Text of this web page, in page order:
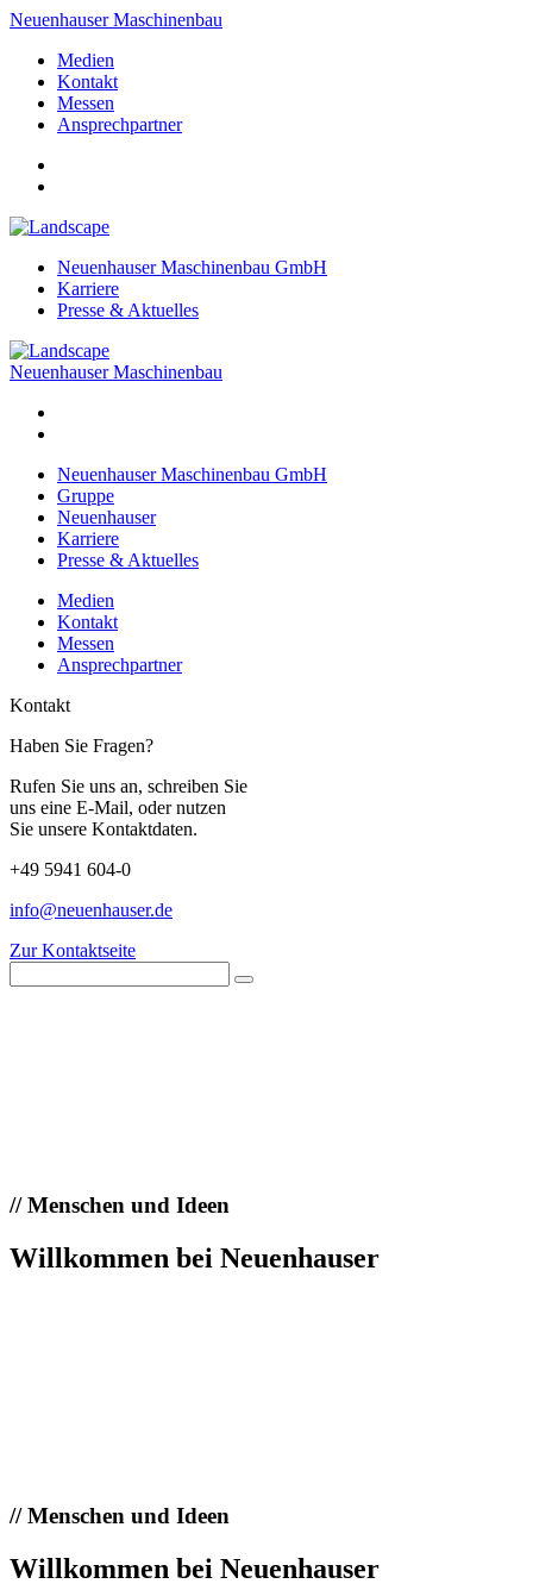
Neuenhauser Maschinenbau
Medien
Kontakt
Messen
Ansprechpartner
Neuenhauser Maschinenbau GmbH
Karriere
Presse & Aktuelles
Neuenhauser Maschinenbau
Neuenhauser Maschinenbau GmbH
Gruppe
Neuenhauser
Karriere
Presse & Aktuelles
Medien
Kontakt
Messen
Ansprechpartner
Kontakt
Haben Sie Fragen?
Rufen Sie uns an, schreiben Sie
uns eine E-Mail, oder nutzen
Sie unsere Kontaktdaten.
+49 5941 604-0
info@neuenhauser.de
Zur Kontaktseite
//Menschen und Ideen
Willkommen bei Neuenhauser
//Menschen und Ideen
Willkommen bei Neuenhauser